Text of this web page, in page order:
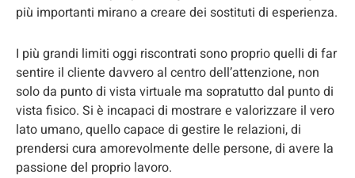
più importanti mirano a creare dei sostituti di esperienza.
I più grandi limiti oggi riscontrati sono proprio quelli di far
sentire il cliente davvero al centro dell’attenzione, non
solo da punto di vista virtuale ma sopratutto dal punto di
vista fisico. Si è incapaci di mostrare e valorizzare il vero
lato umano, quello capace di gestire le relazioni, di
prendersi cura amorevolmente delle persone, di avere la
passione del proprio lavoro.